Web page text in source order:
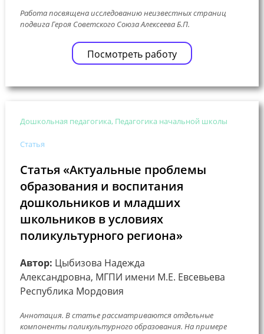
Работа посвящена исследованию неизвестных страниц
подвига Героя Советского Союза Алексеева Б.П.
Посмотреть работу
Дошкольная педагогика, Педагогика начальной школы
Статья
Статья «Актуальные проблемы
образования и воспитания
дошкольников и младших
школьников в условиях
поликультурного региона»
Автор: Цыбизова Надежда
Александровна, МГПИ имени М.Е. Евсевьева
Республика Мордовия
Аннотация. В статье рассматриваются отдельные
компоненты поликультурного образования. На примере